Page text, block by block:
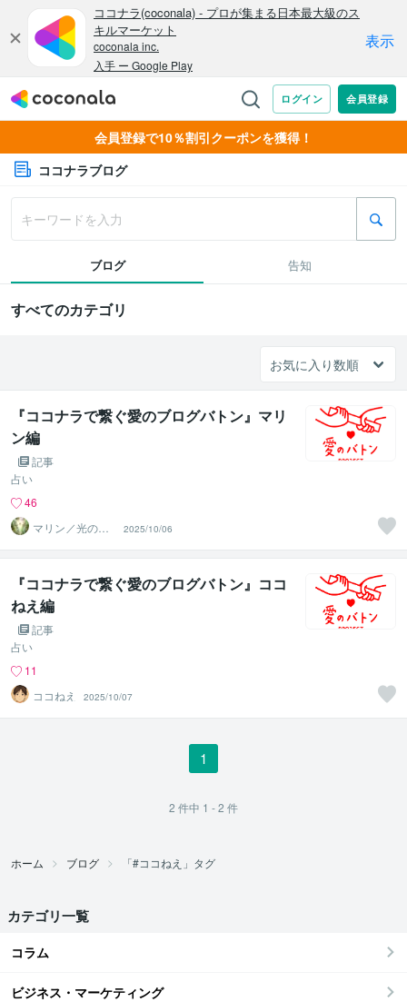
会員登録で10％割引クーポンを獲得！
ココナラブログ
ブログ 告知
すべてのカテゴリ
『ココナラで繋ぐ愛のブログバトン』マリ
ン編
記事
占い
46
マリン／光のカ
ウンセラー
2025/10/06
『ココナラで繋ぐ愛のブログバトン』ココ
ねえ編
記事
占い
11
ココねえ
2025/10/07
1
2 件中 1 - 2 件
ホーム ブログ 「#ココねえ」タグ
カテゴリ一覧
コラム
ビジネス・マーケティング